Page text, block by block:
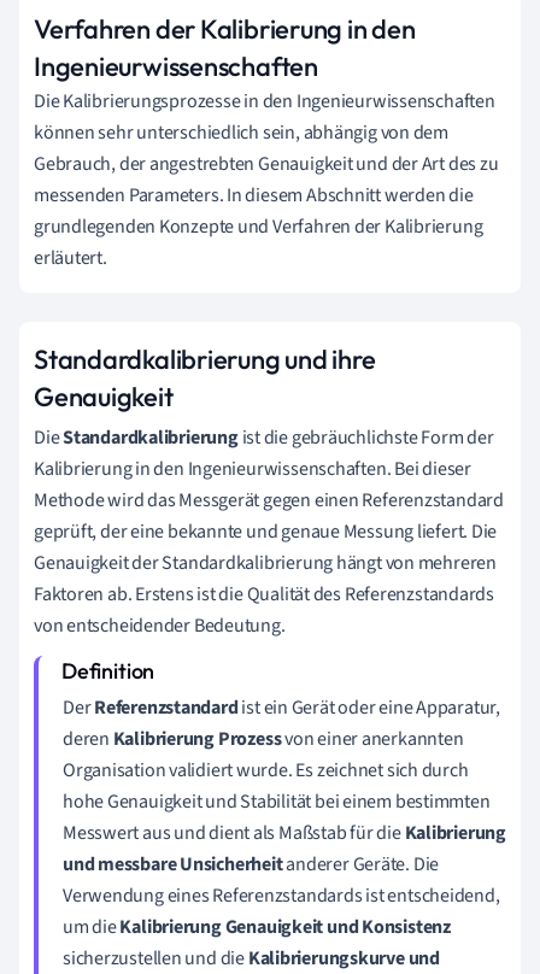
Verfahren der Kalibrierung in den
Ingenieurwissenschaften
Die Kalibrierungsprozesse in den Ingenieurwissenschaften
können sehr unterschiedlich sein, abhängig von dem
Gebrauch, der angestrebten Genauigkeit und der Art des zu
messenden Parameters. In diesem Abschnitt werden die
grundlegenden Konzepte und Verfahren der Kalibrierung
erläutert.
Standardkalibrierung und ihre
Genauigkeit
DieStandardkalibrierungist die gebräuchlichste Form der
Kalibrierung in den Ingenieurwissenschaften. Bei dieser
Methode wird das Messgerät gegen einen Referenzstandard
geprüft, der eine bekannte und genaue Messung liefert. Die
Genauigkeit der Standardkalibrierung hängt von mehreren
Faktoren ab. Erstens ist die Qualität des Referenzstandards
von entscheidender Bedeutung.
DerReferenzstandardist ein Gerät oder eine Apparatur,
deren Kalibrierung Prozessvon einer anerkannten
Organisation validiert wurde. Es zeichnet sich durch
hohe Genauigkeit und Stabilität bei einem bestimmten
Messwert aus und dient als Maßstab für dieKalibrierung
und messbare Unsicherheitanderer Geräte. Die
Verwendung eines Referenzstandards ist entscheidend,
um dieKalibrierung Genauigkeit und Konsistenz
sicherzustellen und dieKalibrierungskurve und